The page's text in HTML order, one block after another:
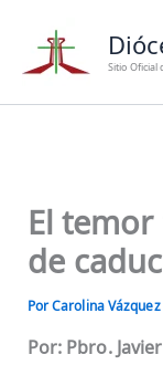
contenido
Sitio Oficial
El
de
PorCarolina Vázquez
Por: Pbro.